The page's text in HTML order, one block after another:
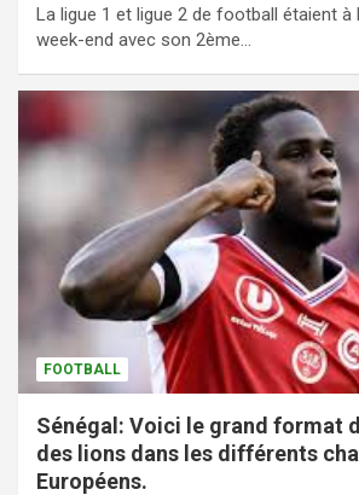
La ligue 1 et ligue 2 de football étaient à
week-end avec son 2ème…
FOOTBALL
Sénégal: Voici le grand format
des lions dans les différents
Européens.